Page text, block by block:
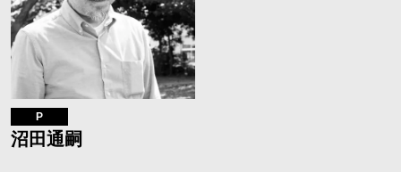
P
沼田通嗣